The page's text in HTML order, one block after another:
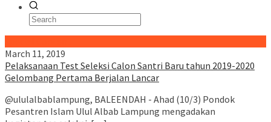
March 11, 2019
Pelaksanaan Test Seleksi Calon Santri Baru tahun 2019-2020
Gelombang Pertama Berjalan Lancar
@ululalbablampung, BALEENDAH - Ahad (10/3) Pondok
Pesantren Islam Ulul Albab Lampung mengadakan